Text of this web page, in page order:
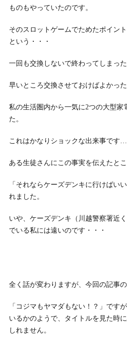
ものもやっていたのです。
そのスロットゲームでためたポイン
という・・・
一回も交換しないで終わってしまっ
早いところ交換させておけばよかっ
私の生活圏内から一気に2つの大型家
た。
これはかなりショックな出来事です…
ある生徒さんにこの事実を伝えたと
「それならケーズデンキに行けばい
れました。
いや、ケーズデンキ（川越警察署近
でいる私には遠いのです・・・
全く話が変わりますが、今回の記事の
「コジマもヤマダもない！？」です
いるかのようで、タイトルを見た時
しれません。